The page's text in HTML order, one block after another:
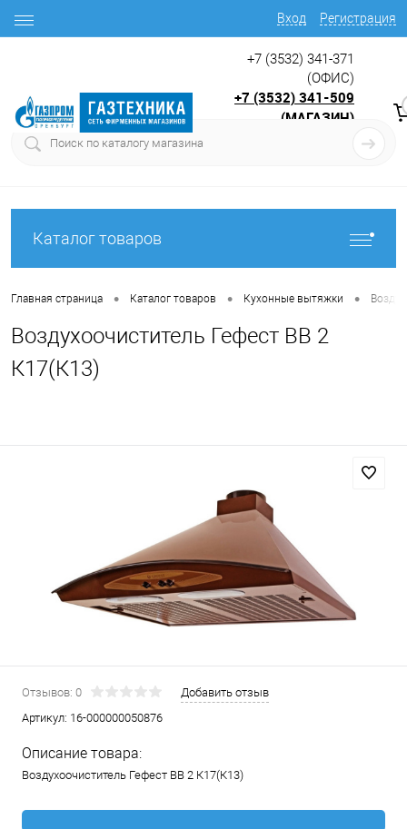
Вход Регистрация
+7 (3532) 341-371
(ОФИС)
+7 (3532) 341-509
(МАГАЗИН)
Каталог товаров
Главная страница • Каталог товаров • Кухонные вытяжки •
Воздухоочиститель Гефест ВВ 2
К17(К13)
Отзывов: 0
Добавить отзыв
Артикул: 16-000000050876
Описание товара:
Воздухоочиститель Гефест ВВ 2 К17(К13)